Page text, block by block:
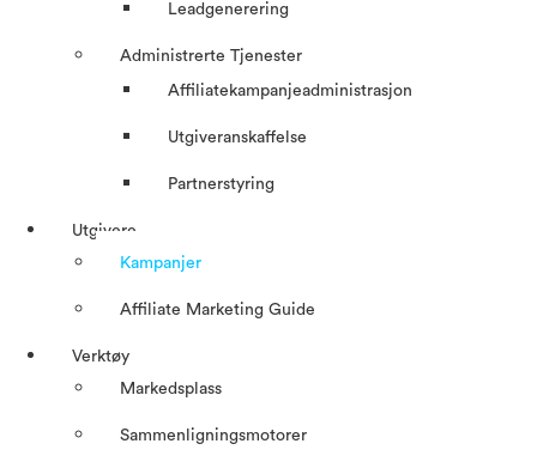
Leadgenerering
Administrerte Tjenester
Affiliatekampanjeadministrasjon
Utgiveranskaffelse
Partnerstyring
Utgivere
Kampanjer
Affiliate Marketing Guide
Verktøy
Markedsplass
Sammenligningsmotorer